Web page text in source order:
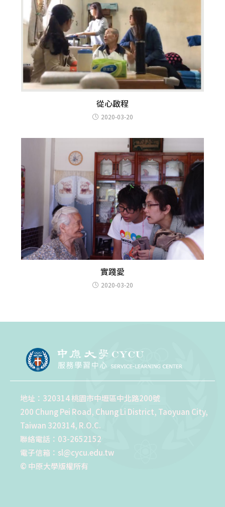
從心啟程
2020-03-20
實踐愛
2020-03-20
地址：320314 桃園市中壢區中北路200號
200 Chung Pei Road, Chung Li District, Taoyuan City,
Taiwan 320314, R.O.C.
聯絡電話：03-2652152
電子信箱：sl@cycu.edu.tw
© 中原大學版權所有